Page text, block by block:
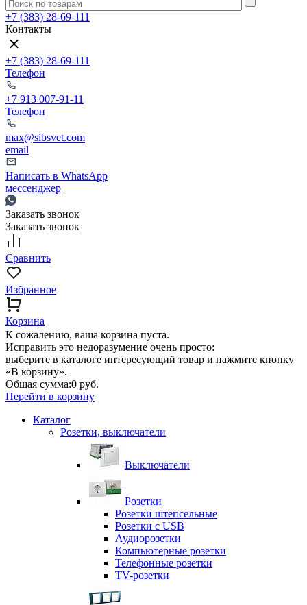
+7 (383) 28-69-111
Контакты
+7 (383) 28-69-111
Телефон
+7 913 007-91-11
Телефон
max@sibsvet.com
email
Написать в WhatsApp
мессенджер
Заказать звонок
Заказать звонок
Сравнить
Избранное
Корзина
К сожалению, ваша корзина пуста.
Исправить это недоразумение очень просто:
выберите в каталоге интересующий товар и нажмите кнопку
«В корзину».
Общая сумма:0 руб.
Перейти в корзину
Каталог
Розетки, выключатели
Выключатели
Розетки
Розетки штепсельные
Розетки с USB
Аудиорозетки
Компьютерные розетки
Телефонные розетки
TV-розетки